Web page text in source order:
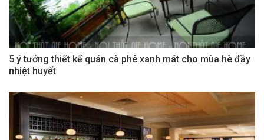
5 ý tưởng thiết kế quán cà phê xanh mát cho mùa hè đầy
nhiệt huyết